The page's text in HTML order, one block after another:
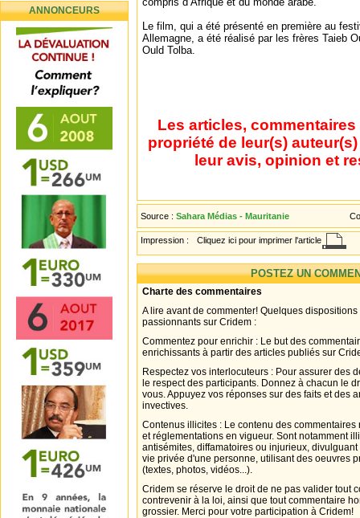
ANNONCEURS
Le film, qui a été présenté en première au
Allemagne, a été réalisé par les frères Taieb
Ould Tolba.
Les articles,
propriété de leur(s)
leur avis, opinion et
Source : Sahara Médias - Mauritanie
Impression : Cliquez ici pour imprimer l'article
POSTEZ UN
Charte des commentaires
A lire avant de commenter! Quelques
passionnants sur Cridem :
Commentez pour enrichir : Le but des
enrichissants à partir des articles publiés sur
Respectez vos interlocuteurs : Pour assurer des
le respect des participants. Donnez à chacun le
vous. Appuyez vos réponses sur des faits et des
invectives.
Contenus illicites : Le contenu des
et réglementations en vigueur. Sont notamment
antisémites, diffamatoires ou injurieux,
vie privée d'une personne, utilisant des oeuvres
(textes, photos, vidéos...).
Cridem se réserve le droit de ne pas valider tout
contrevenir à la loi, ainsi que tout commentaire
grossier. Merci pour votre participation à Cridem!